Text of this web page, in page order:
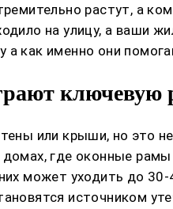
растут, а
на улицу, а
а как именно они
ключевую
или крыши, но это
где оконные
может уходить до
источником